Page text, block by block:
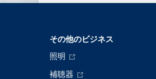
その他のビジネス
照明
補聴器